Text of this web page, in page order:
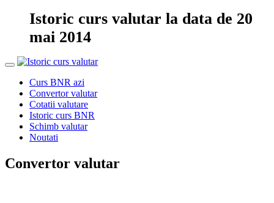
Istoric curs valutar la data de 20
mai 2014
Curs BNR azi
Convertor valutar
Cotatii valutare
Istoric curs BNR
Schimb valutar
Noutati
Convertor valutar